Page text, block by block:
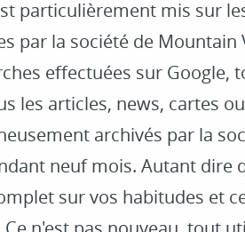
particulièrement mis sur
par la société de
effectuées sur Google,
les articles, news, cartes
archivés par la
neuf mois. Autant dire
sur vos habitudes et